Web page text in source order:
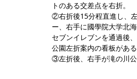
トのある交差点を右折。
②右折後15分程直進し、
ー、右手に國學院大学北
セブンイレブンを通過後
公園左折案内の看板がある
③左折後、右手が滝の川